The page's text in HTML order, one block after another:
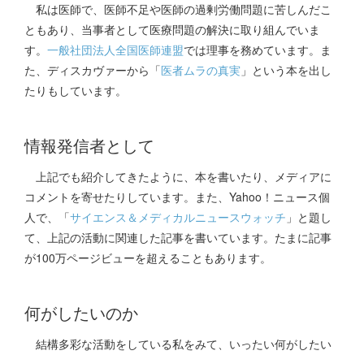
私は医師で、医師不足や医師の過剰労働問題に苦しんだこ
ともあり、当事者として医療問題の解決に取り組んでいま
す。 一般社団法人全国医師連盟では理事を務めています。ま
た、ディスカヴァーから「医者ムラの真実 」という本を出し
たりもしています。
情報発信者として
上記でも紹介してきたように、本を書いたり、メディアに
コメントを寄せたりしています。また、Yahoo！ニュース個
人で、「サイエンス＆メディカルニュースウォッチ 」と題し
て、上記の活動に関連した記事を書いています。たまに記事
が100万ページビューを超えることもあります。
何がしたいのか
結構多彩な活動をしている私をみて、いったい何がしたい